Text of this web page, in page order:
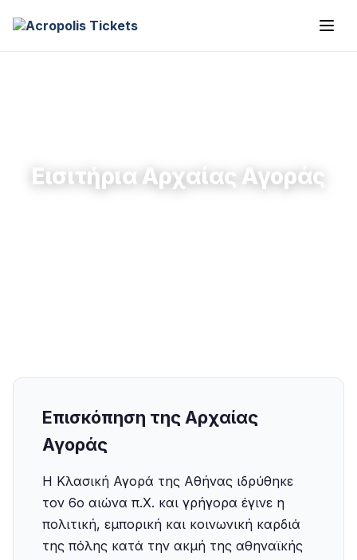
Εισιτήρια Αρχαίας Αγοράς
Επισκόπηση της Αρχαίας
Αγοράς
Η Κλασική Αγορά της Αθήνας ιδρύθηκε
τον 6ο αιώνα π.Χ. και γρήγορα έγινε η
πολιτική, εμπορική και κοινωνική καρδιά
της πόλης κατά την ακμή της αθηναϊκής